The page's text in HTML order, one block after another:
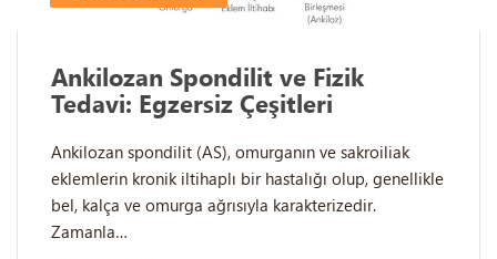
Ankilozan Spondilit ve Fizik
Tedavi: Egzersiz Çeşitleri
Ankilozan spondilit (AS), omurganın ve sakroiliak
eklemlerin kronik iltihaplı bir hastalığı olup, genellikle
bel, kalça ve omurga ağrısıyla karakterizedir.
Zamanla…